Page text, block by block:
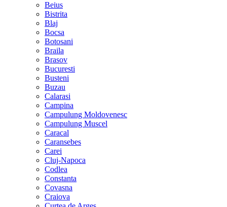
Beius
Bistrita
Blaj
Bocsa
Botosani
Braila
Brasov
Bucuresti
Busteni
Buzau
Calarasi
Campina
Campulung Moldovenesc
Campulung Muscel
Caracal
Caransebes
Carei
Cluj-Napoca
Codlea
Constanta
Covasna
Craiova